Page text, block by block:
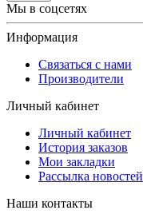
Мы в соцсетях
Информация
Связаться с нами
Производители
Личный кабинет
Личный кабинет
История заказов
Мои закладки
Рассылка новостей
Наши контакты